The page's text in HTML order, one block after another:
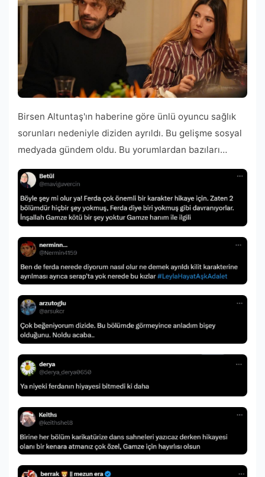
Birsen Altuntaş'ın haberine göre ünlü oyuncu sağlık
sorunları nedeniyle diziden ayrıldı. Bu gelişme sosyal
medyada gündem oldu. Bu yorumlardan bazıları…